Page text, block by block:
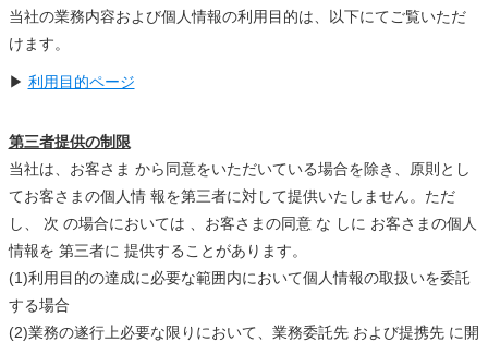
当社の業務内容および個人情報の利用目的は、以下にてご覧いただ
けます。
▶ 利用目的ページ
第三者提供の制限
当社は、お客さま から同意をいただいている場合を除き、原則とし
てお客さまの個人情 報を第三者に対して提供いたしません。ただ
し、 次 の場合においては 、お客さまの同意 な しに お客さまの個人
情報を 第三者に 提供することがあります。
(1)利用目的の達成に必要な範囲内において個人情報の取扱いを委託
する場合
(2)業務の遂行上必要な限りにおいて、業務委託先 および提携先 に開